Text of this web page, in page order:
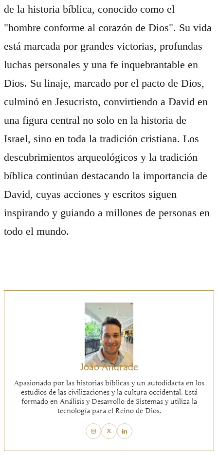
de la historia bíblica, conocido como el
"hombre conforme al corazón de Dios". Su vida
está marcada por grandes victorias, profundas
luchas personales y una fe inquebrantable en
Dios. Su linaje, marcado por el pacto de Dios,
culminó en Jesucristo, convirtiendo a David en
una figura central no solo en la historia de
Israel, sino en toda la tradición cristiana. Los
descubrimientos arqueológicos y la tradición
bíblica continúan destacando la importancia de
David, cuyas acciones y escritos siguen
inspirando y guiando a millones de personas en
todo el mundo.
João Andrade
Apasionado por las historias bíblicas y un autodidacta en los
estudios de las civilizaciones y la cultura occidental. Está
formado en Análisis y Desarrollo de Sistemas y utiliza la
tecnología para el Reino de Dios.